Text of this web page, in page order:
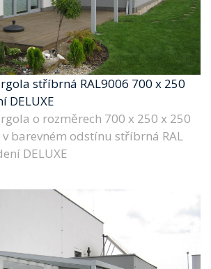
stříbrná RAL9006 700 x 250
DELUXE
o rozměrech 700 x 250 x 250
v barevném odstínu stříbrná RAL
DELUXE